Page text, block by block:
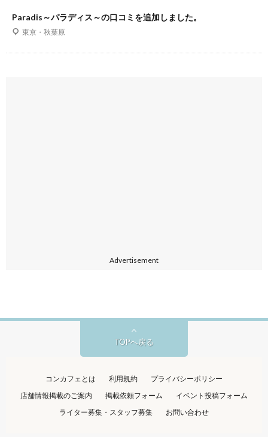
Paradis～パラディス～の口コミを追加しました。
東京・秋葉原
Advertisement
TOPへ戻る
コンカフェとは 利用規約
プライバシーポリシー
店舗情報掲載のご案内
掲載依頼フォーム
イベント投稿フォーム
ライター募集・スタッフ募集
お問い合わせ